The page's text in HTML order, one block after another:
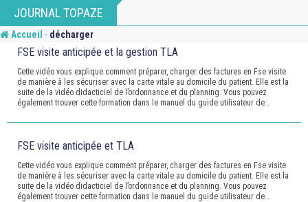
to
content
JOURNAL TOPAZE
Accueil - décharger
FSE visite anticipée et la gestion TLA
Cette vidéo vous explique comment préparer, charger des factures en Fse visite
de manière à les sécuriser avec la carte vitale au domicile du patient. Elle est la
suite de la vidéo didacticiel de l’ordonnance et du planning. Vous pouvez
également trouver cette formation dans le manuel du guide utilisateur de…
FSE visite anticipée et TLA
Cette vidéo vous explique comment préparer, charger des factures en Fse visite
de manière à les sécuriser avec la carte vitale au domicile du patient. Elle est la
suite de la vidéo didacticiel de l’ordonnance et du planning. Vous pouvez
également trouver cette formation dans le manuel du guide utilisateur de…